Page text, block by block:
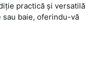
practică și versatilă
sau baie, oferindu-vă